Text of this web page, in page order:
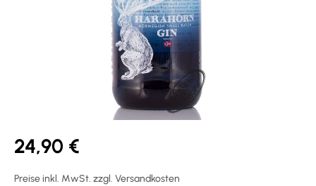
24,90 €
Preise inkl. MwSt. zzgl. Versandkosten